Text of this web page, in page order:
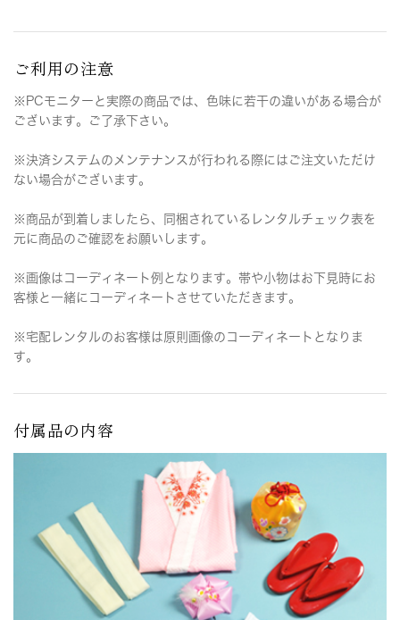
ご利用の注意
※PCモニターと実際の商品では、色味に若干の違いがある場合が
ございます。ご了承下さい。
※決済システムのメンテナンスが行われる際にはご注文いただけ
ない場合がございます。
※商品が到着しましたら、同梱されているレンタルチェック表を
元に商品のご確認をお願いします。
※画像はコーディネート例となります。帯や小物はお下見時にお
客様と一緒にコーディネートさせていただきます。
※宅配レンタルのお客様は原則画像のコーディネートとなりま
す。
付属品の内容